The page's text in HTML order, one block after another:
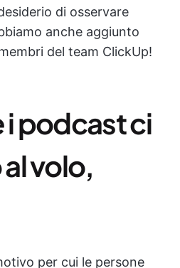
di osservare
anche aggiunto
del team ClickUp!
i podcast ci
volo,
per cui le persone